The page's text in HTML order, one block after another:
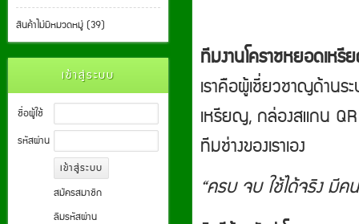
สินค้าไม่มีหมวดหมู่ (39)
เข้าสู่ระบบ
ชื่อผู้ใช้
รหัสผ่าน
สมัครสมาชิก
ลืมรหัสผ่าน
ทีมงานโคราชหยอดเห
เราคือผู้เชี่ยวชาญด้าน
เหรียญ, กล่องสแกน
ทีมช่างของเราเอง
“ครบ จบ ใช้ได้จริง มีค